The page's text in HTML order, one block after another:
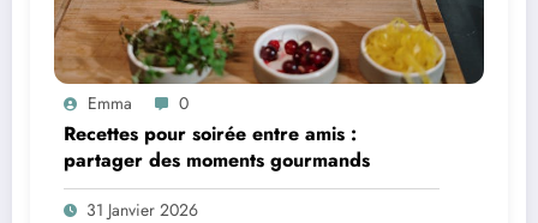
Emma 0
Recettes pour soirée entre amis :
partager des moments gourmands
31 Janvier 2026